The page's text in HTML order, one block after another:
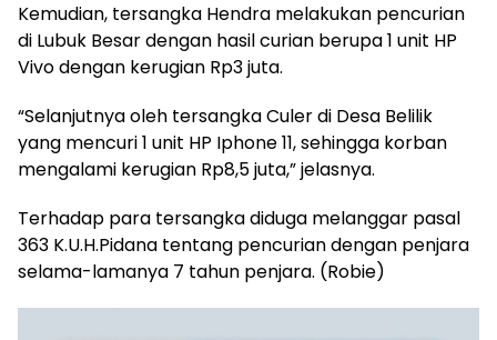
Kemudian, tersangka Hendra melakukan pencurian
di Lubuk Besar dengan hasil curian berupa 1 unit HP
Vivo dengan kerugian Rp3 juta.
“Selanjutnya oleh tersangka Culer di Desa Belilik
yang mencuri 1 unit HP Iphone 11, sehingga korban
mengalami kerugian Rp8,5 juta,” jelasnya.
Terhadap para tersangka diduga melanggar pasal
363 K.U.H.Pidana tentang pencurian dengan penjara
selama-lamanya 7 tahun penjara. (Robie)